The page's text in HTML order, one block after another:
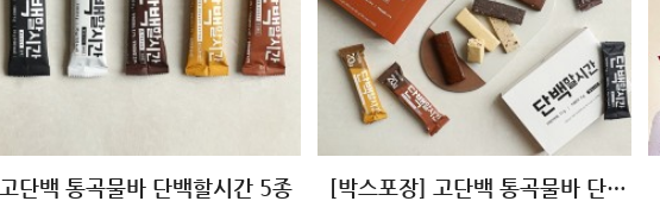
고단백 통곡물바 단백할시간 5종 [박스포장] 고단백 통곡물바 단백할시간 5종